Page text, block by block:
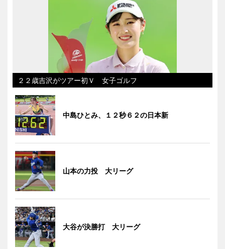
２２歳吉沢がツアー初Ｖ 女子ゴルフ
中島ひとみ、１２秒６２の日本新
山本の力投 大リーグ
大谷が決勝打 大リーグ